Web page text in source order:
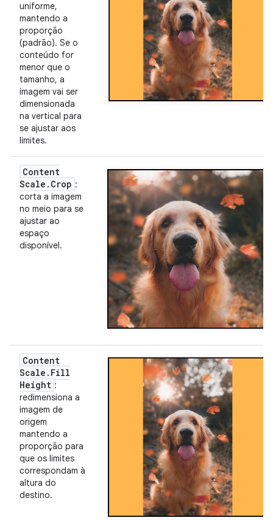
uniforme,
mantendo a
proporção
(padrão). Se o
conteúdo for
menor que o
tamanho, a
imagem vai ser
dimensionada
na vertical para
se ajustar aos
limites.
Content
Scale . Crop :
corta a imagem
no meio para se
ajustar ao
espaço
disponível.
Content
Scale . Fill
Height :
redimensiona a
imagem de
origem
mantendo a
proporção para
que os limites
correspondam à
altura do
destino.